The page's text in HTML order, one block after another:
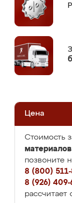
Цена
Стоимость
материалов
позвоните
8 (800) 511-
8 (926) 409-
рассчитает